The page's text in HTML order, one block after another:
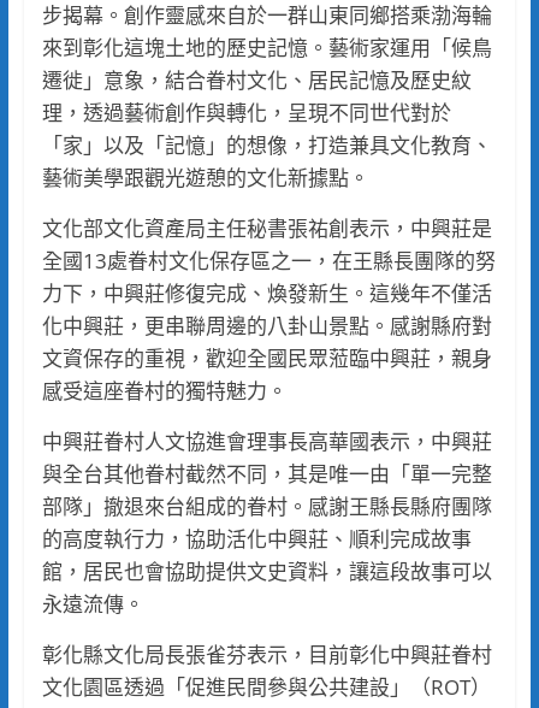
步揭幕。創作靈感來自於一群山東同鄉搭乘渤海輪
來到彰化這塊土地的歷史記憶。藝術家運用「候鳥
遷徙」意象，結合眷村文化、居民記憶及歷史紋
理，透過藝術創作與轉化，呈現不同世代對於
「家」以及「記憶」的想像，打造兼具文化教育、
藝術美學跟觀光遊憩的文化新據點。
文化部文化資產局主任秘書張祐創表示，中興莊是
全國13處眷村文化保存區之一，在王縣長團隊的努
力下，中興莊修復完成、煥發新生。這幾年不僅活
化中興莊，更串聯周邊的八卦山景點。感謝縣府對
文資保存的重視，歡迎全國民眾蒞臨中興莊，親身
感受這座眷村的獨特魅力。
中興莊眷村人文協進會理事長高華國表示，中興莊
與全台其他眷村截然不同，其是唯一由「單一完整
部隊」撤退來台組成的眷村。感謝王縣長縣府團隊
的高度執行力，協助活化中興莊、順利完成故事
館，居民也會協助提供文史資料，讓這段故事可以
永遠流傳。
彰化縣文化局長張雀芬表示，目前彰化中興莊眷村
文化園區透過「促進民間參與公共建設」（ROT）